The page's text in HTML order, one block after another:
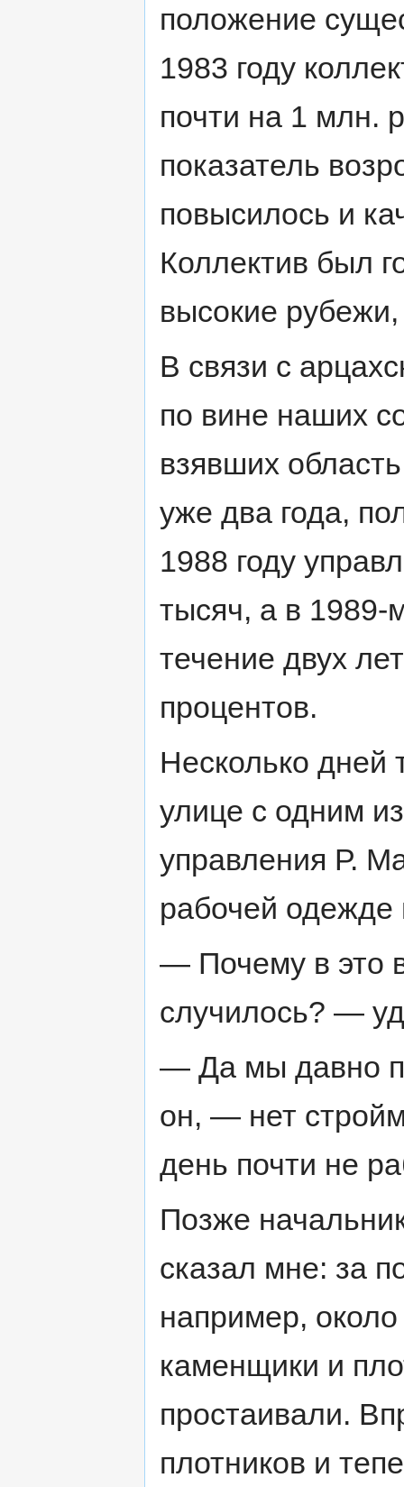
положение
1983 году
почти на 1 млн.
показатель
повысилось и
Коллектив был
высокие
В связи с
по вине наших
взявших
уже два года,
1988 году
тысяч, а в
течение двух
процентов.
Несколько дней
улице с одним
управления Р.
рабочей
— Почему в это
случилось? —
— Да мы давно
он, — нет
день почти не
Позже
сказал мне: за
например,
каменщики и
простаивали.
плотников и